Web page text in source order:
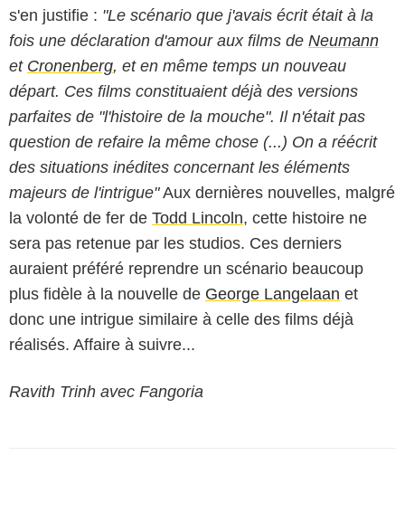
s'en justifie : "Le scénario que j'avais écrit était à la
fois une déclaration d'amour aux films de Neumann
et Cronenberg, et en même temps un nouveau
départ. Ces films constituaient déjà des versions
parfaites de "l'histoire de la mouche". Il n'était pas
question de refaire la même chose (...) On a réécrit
des situations inédites concernant les éléments
majeurs de l'intrigue"Aux dernières nouvelles, malgré
la volonté de fer de Todd Lincoln, cette histoire ne
sera pas retenue par les studios. Ces derniers
auraient préféré reprendre un scénario beaucoup
plus fidèle à la nouvelle de George Langelaan et
donc une intrigue similaire à celle des films déjà
réalisés. Affaire à suivre...
Ravith Trinh avec Fangoria